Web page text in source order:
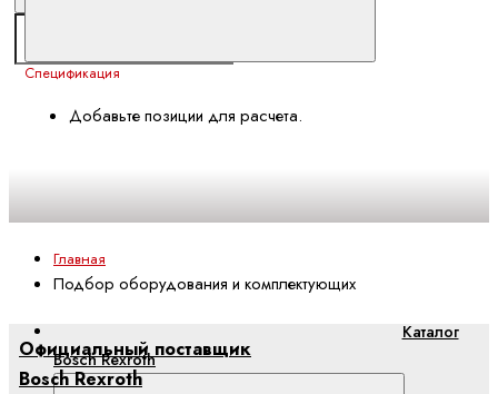
Спецификация
Добавьте позиции для расчета.
Каталог
Bosch Rexroth
Главная
Подбор оборудования и комплектующих
Официальный поставщик
Bosch Rexroth